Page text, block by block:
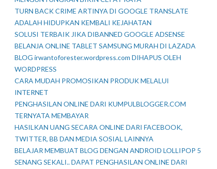
TURN BACK CRIME ARTINYA DI GOOGLE TRANSLATE
ADALAH HIDUPKAN KEMBALI KEJAHATAN
SOLUSI TERBAIK JIKA DIBANNED GOOGLE ADSENSE
BELANJA ONLINE TABLET SAMSUNG MURAH DI LAZADA
BLOG irwantoforester.wordpress.com DIHAPUS OLEH
WORDPRESS
CARA MUDAH PROMOSIKAN PRODUK MELALUI
INTERNET
PENGHASILAN ONLINE DARI KUMPULBLOGGER.COM
TERNYATA MEMBAYAR
HASILKAN UANG SECARA ONLINE DARI FACEBOOK,
TWITTER, BB DAN MEDIA SOSIAL LAINNYA
BELAJAR MEMBUAT BLOG DENGAN ANDROID LOLLIPOP 5
SENANG SEKALI.. DAPAT PENGHASILAN ONLINE DARI